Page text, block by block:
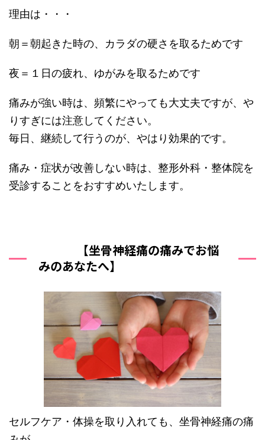
理由は・・・
朝＝朝起きた時の、カラダの硬さを取るためです
夜＝１日の疲れ、ゆがみを取るためです
痛みが強い時は、頻繁にやっても大丈夫ですが、や
りすぎには注意してください。
毎日、継続して行うのが、やはり効果的です。
痛み・症状が改善しない時は、整形外科・整体院を
受診することをおすすめいたします。
【坐骨神経痛の痛みでお悩
みのあなたへ】
セルフケア・体操を取り入れても、坐骨神経痛の痛